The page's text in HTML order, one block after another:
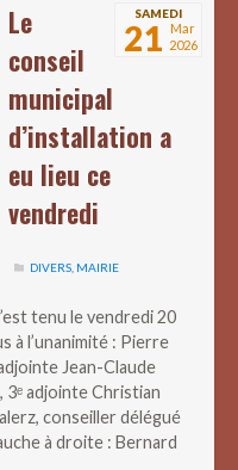
SAMEDI
21 Mar
2026
Le
conseil
municipal
d’installation a
eu lieu ce
vendredi
DIVERS MAIRIE
tenu le vendredi 20
à l’unanimité : Pierre
Jean-Claude
3ᵉ adjointe Christian
conseiller délégué
à droite : Bernard